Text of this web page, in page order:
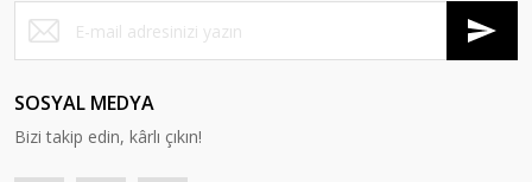
SOSYAL MEDYA
Bizi takip edin, kârlı çıkın!